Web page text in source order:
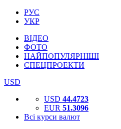
РУС
УКР
ВІДЕО
ФОТО
НАЙПОПУЛЯРНІШІ
СПЕЦПРОЕКТИ
USD
USD 44.4723
EUR 51.3096
Всі курси валют